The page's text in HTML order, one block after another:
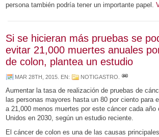
persona también podría tener un importante papel.
Si se hicieran más pruebas se
evitar 21,000 muertes anuales
de colon, plantea un estudio
MAR 28TH, 2015 . EN: NOTIGASTRO
Aumentar la tasa de realización de pruebas de
las personas mayores hasta un 80 por ciento para
a 21,000 menos muertes por este cáncer cada año
Unidos en 2030, según un estudio reciente.
El cáncer de colon es una de las causas